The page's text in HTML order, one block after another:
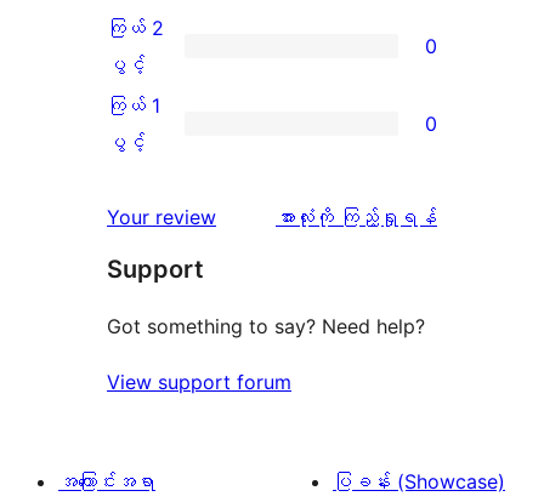
အဆင့်
သုံးသပ်
3
ပွင့်
အဆင့်
သုံးသပ်
ကြယ်
2
ပွင့်
သုံးသပ်
0
စောင်
ကြယ် 2
ပွင့်
0
ကြယ်
ပွင့်
သုံးသပ်
ချက်
စောင်
ကြယ် 1
ပွင့်
0
Your review
သုံးသပ်
အားလုံးကို ကြည့်ရှုရန်
Support
Got something to say? Need help?
View support forum
အကြောင်းအရာ
ပြခန်း (Showcase)